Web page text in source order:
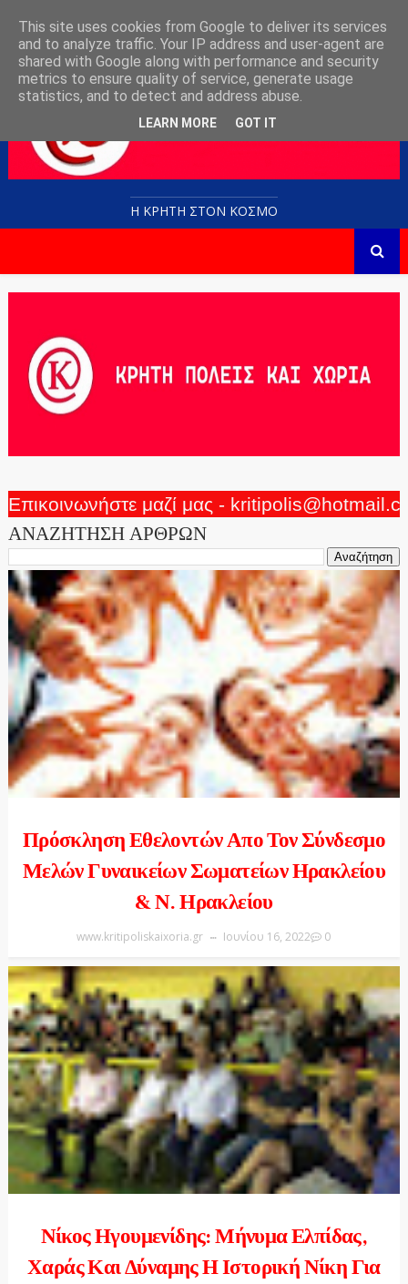
Η ΚΡΗΤΗ ΣΤΟN KOΣΜΟ
Επικοινωνήστε μαζί μας -
ΑΝΑΖΗΤΗΣΗ ΑΡΘΡΩΝ
Πρόσκληση Εθελοντών Απο Τον Σύνδεσμο
Μελών Γυναικείων Σωματείων Ηρακλείου
& Ν. Ηρακλείου
www.kritipoliskaixoria.gr Ιουνίου 16, 2022 0
Νίκος Ηγουμενίδης: Μήνυμα Ελπίδας,
Χαράς Και Δύναμης Η Ιστορική Νίκη Για
This site uses cookies from Google to deliver its services
and to analyze traffic. Your IP address and user-agent are
shared with Google along with performance and security
metrics to ensure quality of service, generate usage
statistics, and to detect and address abuse.
LEARN MORE GOT IT